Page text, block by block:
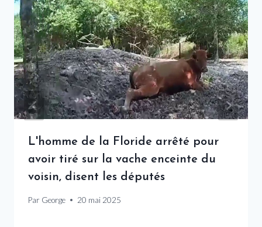
L'homme de la Floride arrêté pour
avoir tiré sur la vache enceinte du
voisin, disent les députés
Par George 20 mai 2025